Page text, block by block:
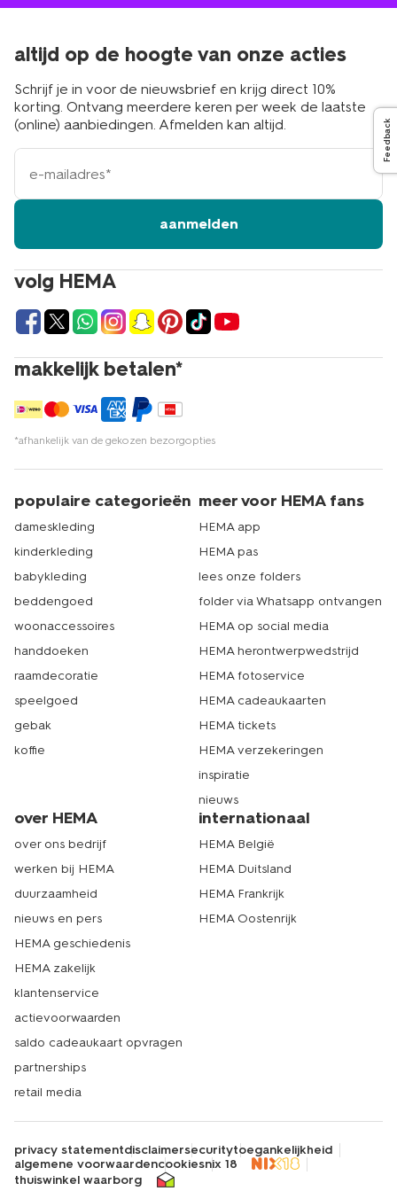
volg HEMA
makkelijk betalen*
*afhankelijk van de gekozen bezorgopties
altijd op de hoogte van onze acties
Schrijf je in voor de nieuwsbrief en krijg direct 10%
korting. Ontvang meerdere keren per week de laatste
(online) aanbiedingen. Afmelden kan altijd.
e-
mailadres
aanmelden
populaire categorieën
dameskleding
kinderkleding
babykleding
beddengoed
woonaccessoires
handdoeken
raamdecoratie
speelgoed
gebak
koffie
meer voor HEMA fans
HEMA app
HEMA pas
lees onze folders
folder via Whatsapp ontvangen
HEMA op social media
HEMA herontwerpwedstrijd
HEMA fotoservice
HEMA cadeaukaarten
HEMA tickets
HEMA verzekeringen
inspiratie
nieuws
over HEMA
over ons bedrijf
werken bij HEMA
duurzaamheid
nieuws en pers
HEMA geschiedenis
HEMA zakelijk
klantenservice
actievoorwaarden
saldo cadeaukaart opvragen
partnerships
retail media
internationaal
HEMA België
HEMA Duitsland
HEMA Frankrijk
HEMA Oostenrijk
privacy statementdisclaimersecuritytoegankelijkheid
algemene voorwaardencookiesnix 18
thuiswinkel waarborg
Feedback